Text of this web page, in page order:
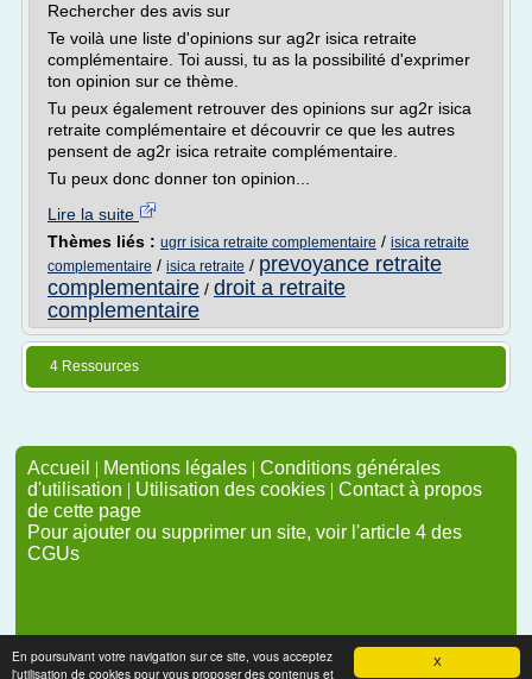
X
En poursuivant votre navigation sur ce site, vous acceptez
l'utilisation de cookies pour vous proposer des contenus et
Rechercher des avis sur
Te voilà une liste d'opinions sur ag2r isica retraite
complémentaire. Toi aussi, tu as la possibilité d'exprimer
ton opinion sur ce thème.
Tu peux également retrouver des opinions sur ag2r isica
retraite complémentaire et découvrir ce que les autres
pensent de ag2r isica retraite complémentaire.
Tu peux donc donner ton opinion...
Lire la suite
Thèmes liés : ugrr isica retraite complementaire / isica retraite
complementaire / isica retraite / prevoyance retraite
complementaire / droit a retraite
complementaire
4 Ressources
Accueil | Mentions légales | Conditions générales
d'utilisation | Utilisation des cookies | Contact à propos
de cette page
Pour ajouter ou supprimer un site, voir l'article 4 des
CGUs